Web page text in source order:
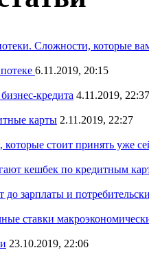
Сложности, которые
6.11.2019, 20:15
кредита 4.11.2019, 22:37
карты 2.11.2019, 22:27
стоит принять уже
кешбек по кредитным
до зарплаты и
ставки
23.10.2019, 22:06